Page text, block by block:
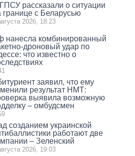
рассказали о ситуации
границе с Беларусью
2026, 18:23
нанесла комбинированный
дроновый удар по
что известно о
заявил, что ему
результат НМТ:
выявила возможную
– омбудсмен
созданием украинской
работают две
– Зеленский
2026, 19:03